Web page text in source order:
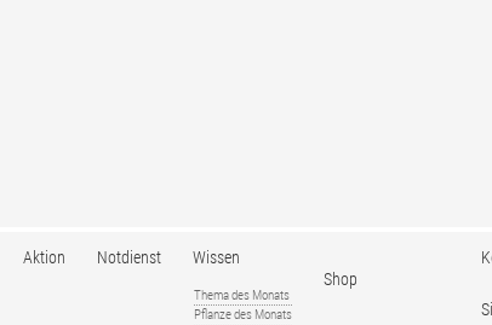
Aktion Notdienst Wissen
Thema des Monats
Pflanze des Monats
Shop